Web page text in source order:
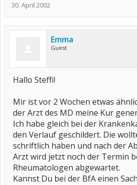
30. April 2002
Emma
Guest
Hallo Steffi!
Mir ist vor 2 Wochen etwas
der Arzt des MD meine Kur
Ich habe gleich bei der
den Verlauf geschildert. Die
schriftlich haben und nach der
Arzt wird jetzt noch der Termin
Rheumatologen abgewartet.
Kannst Du bei der BfA einen